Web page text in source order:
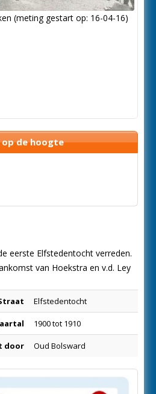
(meting gestart op: 16-04-16)
op de hoogte
eerste Elfstedentocht verreden.
van Hoekstra en v.d. Ley
Elfstedentocht
1900 tot 1910
door Oud Bolsward